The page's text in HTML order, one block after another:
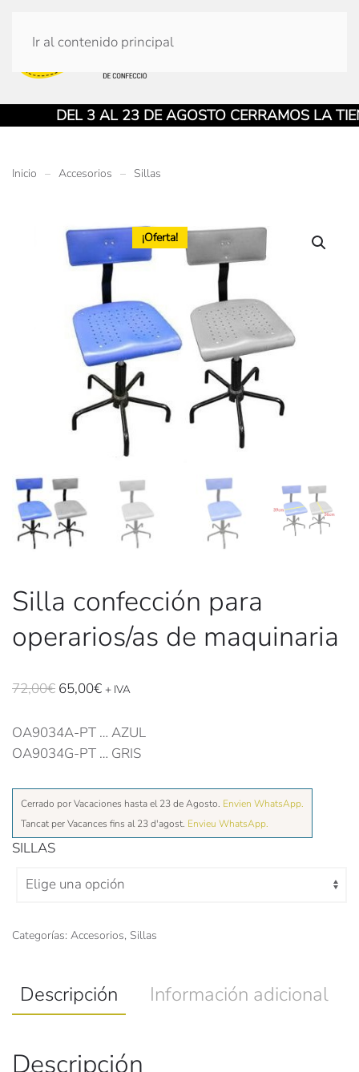
Ir al contenido principal
DEL 3 AL 23 DE AGOSTO CERRAMOS LA
Inicio Accesorios Sillas
¡Oferta!
Silla confección para
operarios/as de maquinaria
72,00€ El
original
era:
65,00€El
actual
es:
+ IVA
OA9034A-PT … AZUL
OA9034G-PT … GRIS
Cerrado por Vacaciones hasta el 23 de Agosto. Envien WhatsApp.
Tancat per Vacances fins al 23 d'agost. Envieu WhatsApp.
SILLAS
Categorías: Accesorios, Sillas
Descripción Información adicional
Descripción